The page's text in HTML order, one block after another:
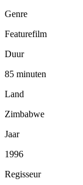
Genre
Featurefilm
Duur
85 minuten
Land
Zimbabwe
Jaar
1996
Regisseur